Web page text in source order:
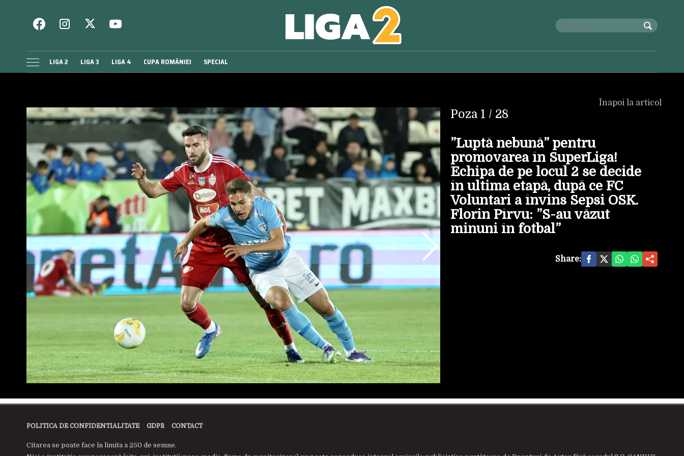
LIGA 2 LIGA 3 LIGA 4 CUPA ROMÂNIEI SPECIAL
Înapoi la articol
Poza 1 / 28
”Luptă nebună” pentru
promovarea în SuperLiga!
Echipa de pe locul 2 se decide
în ultima etapă, după ce FC
Voluntari a învins Sepsi OSK.
Florin Pîrvu: ”S-au văzut
minuni în fotbal”
Share:
POLITICA DE CONFIDENTIALITATE GDPR CONTACT
Citarea se poate face în limita a 250 de semne.